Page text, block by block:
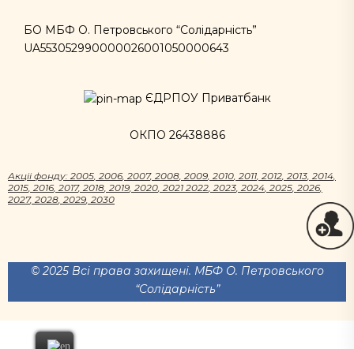
БО МБФ О. Петровського “Солідарність”
UA553052990000026001050000643
ЄДРПОУ Приватбанк
ОКПО 26438886
Акцii фонду: 2005, 2006, 2007, 2008, 2009, 2010, 2011, 2012, 2013, 2014,
2015, 2016, 2017, 2018, 2019, 2020, 2021 2022, 2023, 2024, 2025, 2026,
2027, 2028, 2029, 2030
© 2025 Всі права захищені. МБФ О. Петровського
“Солідарність”